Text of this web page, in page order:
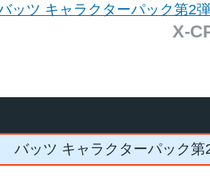
ッツ キャラクターパック第2
X-
バッツ キャラクターパック第